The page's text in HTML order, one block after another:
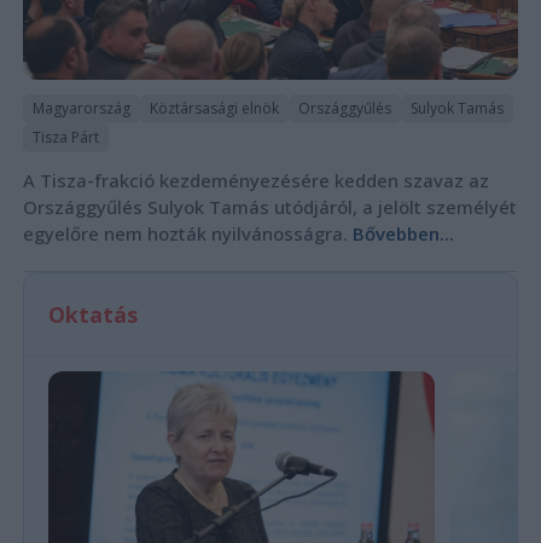
Magyarország Köztársasági elnök Országgyűlés
Sulyok Tamás
Tisza Párt
A Tisza-frakció kezdeményezésére kedden szavaz az
Országgyűlés Sulyok Tamás utódjáról, a jelölt személyét
egyelőre nem hozták nyilvánosságra. Bővebben...
Oktatás